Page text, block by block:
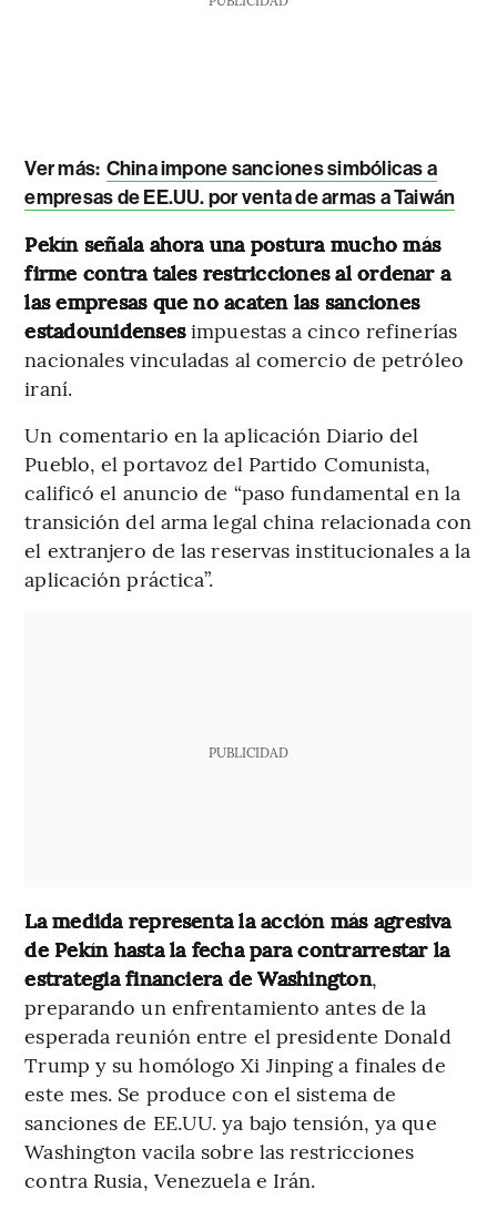
Ver más: China impone sanciones simbólicas a
empresas de EE.UU. por venta de armas a Taiwán
Pekín señala ahora una postura mucho más
firme contra tales restricciones al ordenar a
las empresas que no acaten las sanciones
estadounidensesimpuestas a cinco refinerías
nacionales vinculadas al comercio de petróleo
iraní.
Un comentario en la aplicación Diario del
Pueblo, el portavoz del Partido Comunista,
calificó el anuncio de “paso fundamental en la
transición del arma legal china relacionada con
el extranjero de las reservas institucionales a la
aplicación práctica”.
PUBLICIDAD
La medida representa la acción más agresiva
de Pekín hasta la fecha para contrarrestar la
estrategia financiera de Washington,
preparando un enfrentamiento antes de la
esperada reunión entre el presidente Donald
Trump y su homólogo Xi Jinping a finales de
este mes. Se produce con el sistema de
sanciones de EE.UU. ya bajo tensión, ya que
Washington vacila sobre las restricciones
contra Rusia, Venezuela e Irán.